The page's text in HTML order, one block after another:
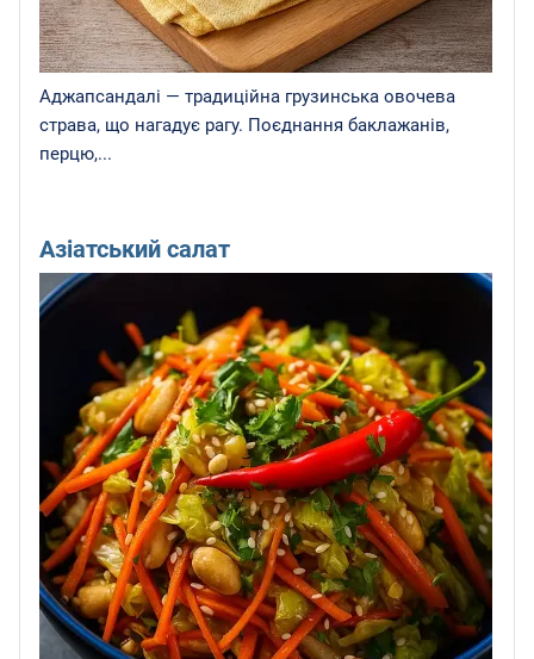
Аджапсандалі — традиційна грузинська овочева
страва, що нагадує рагу. Поєднання баклажанів,
перцю,...
Азіатський салат